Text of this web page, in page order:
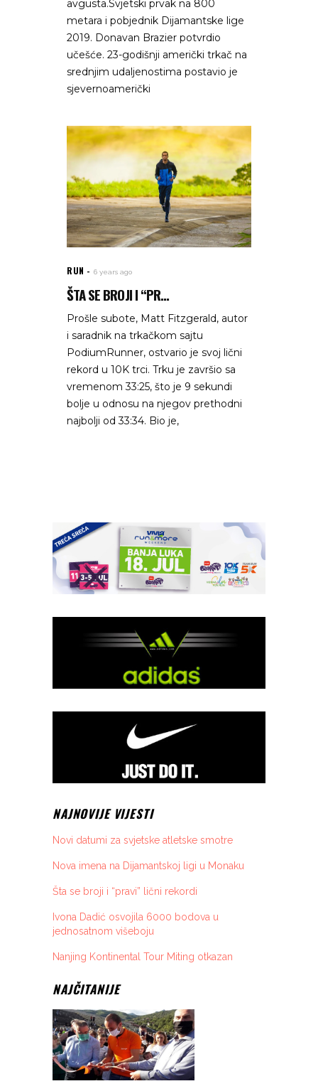
avgusta.Svjetski prvak na 800
metara i pobjednik Dijamantske lige
2019. Donavan Brazier potvrdio
učešće. 23-godišnji američki trkač na
srednjim udaljenostima postavio je
sjevernoamerički
RUN 6 years ago
ŠTA SE BROJI I “PR...
Prošle subote, Matt Fitzgerald, autor
i saradnik na trkačkom sajtu
PodiumRunner, ostvario je svoj lični
rekord u 10K trci. Trku je završio sa
vremenom 33:25, što je 9 sekundi
bolje u odnosu na njegov prethodni
najbolji od 33:34. Bio je,
NAJNOVIJE VIJESTI
Novi datumi za svjetske atletske smotre
Nova imena na Dijamantskoj ligi u Monaku
Šta se broji i “pravi” lični rekordi
Ivona Dadić osvojila 6000 bodova u
jednosatnom višeboju
Nanjing Kontinental Tour Miting otkazan
NAJČITANIJE